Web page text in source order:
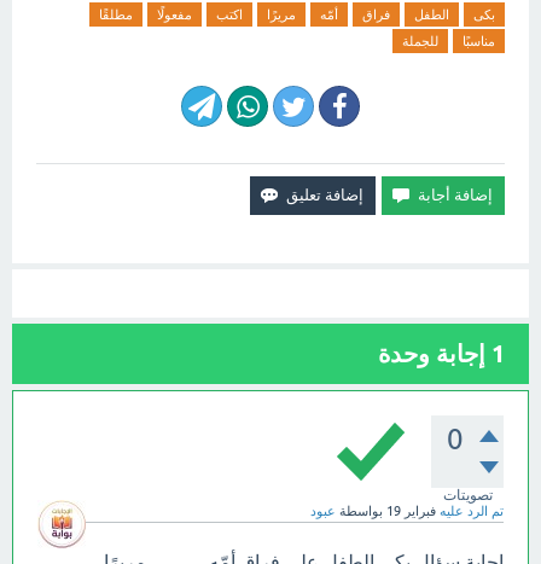
بكى الطفل فراق أمّه مريرًا اكتب مفعولًا
مطلقًا
مناسبًا
للجملة
1 إجابة وحدة
0
تصويتات
تم الرد عليه فبراير 19 بواسطة عبود